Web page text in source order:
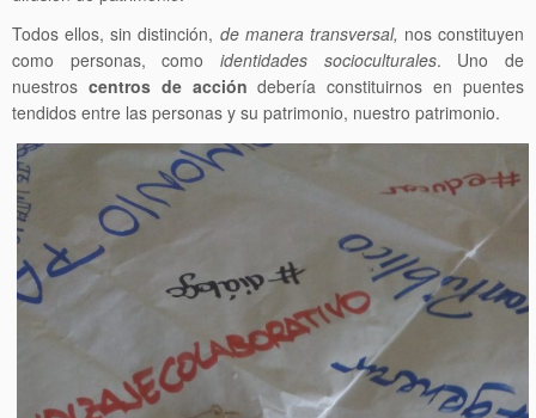
Todos ellos, sin distinción, de manera transversal, nos constituyen
como personas, como identidades socioculturales. Uno de
nuestros centros de acción debería constituirnos en puentes
tendidos entre las personas y su patrimonio, nuestro patrimonio.